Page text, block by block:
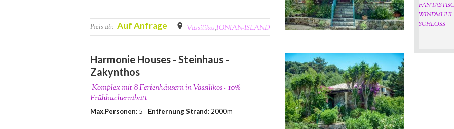
Preis ab: Auf Anfrage Vassilikos,IONIAN-ISLAND
Harmonie Houses - Steinhaus -
Zakynthos
Komplex mit 8 Ferienhäusern in Vassilikos - 10%
Frühbucherrabatt
Max.Personen: 5 Entfernung Strand: 2000m
SCHLOSS